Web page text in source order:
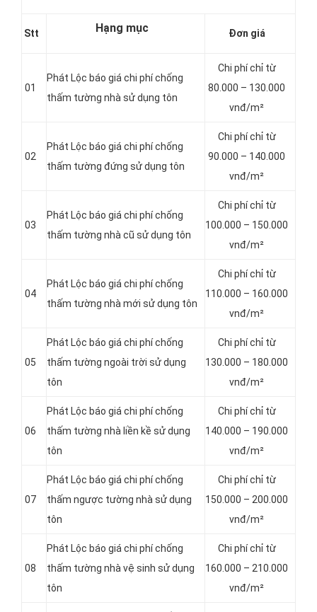
Stt Hạng mục Đơn giá
01
Phát Lộc báo giá chi phí chống
thấm tường nhà sử dụng tôn
Chi phí chỉ từ
80.000 – 130.000
vnđ/m²
02
Phát Lộc báo giá chi phí chống
thấm tường đứng sử dụng tôn
Chi phí chỉ từ
90.000 – 140.000
vnđ/m²
03
Phát Lộc báo giá chi phí chống
thấm tường nhà cũ sử dụng tôn
Chi phí chỉ từ
100.000 – 150.000
vnđ/m²
04
Phát Lộc báo giá chi phí chống
thấm tường nhà mới sử dụng tôn
Chi phí chỉ từ
110.000 – 160.000
vnđ/m²
05
Phát Lộc báo giá chi phí chống
thấm tường ngoài trời sử dụng
tôn
Chi phí chỉ từ
130.000 – 180.000
vnđ/m²
06
Phát Lộc báo giá chi phí chống
thấm tường nhà liền kề sử dụng
tôn
Chi phí chỉ từ
140.000 – 190.000
vnđ/m²
07
Phát Lộc báo giá chi phí chống
thấm ngược tường nhà sử dụng
tôn
Chi phí chỉ từ
150.000 – 200.000
vnđ/m²
08
Phát Lộc báo giá chi phí chống
thấm tường nhà vệ sinh sử dụng
tôn
Chi phí chỉ từ
160.000 – 210.000
vnđ/m²